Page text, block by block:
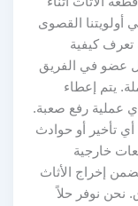
أولويتنا القصوى
تعرف كيفية
عضو في الفريق
يتم إعطاء
عملية رفع صعبة.
تأخير أو حوادث
خارجية
إخراج الأثاث
نحن نوفر حلاً